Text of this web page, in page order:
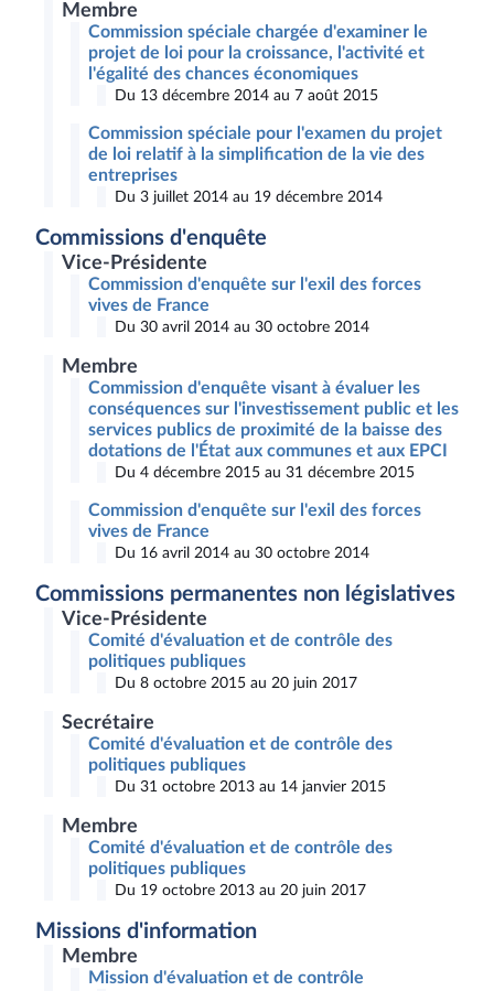
Membre
Commission spéciale chargée d'examiner le
projet de loi pour la croissance, l'activité et
l'égalité des chances économiques
Du 13 décembre 2014 au 7 août 2015
Commission spéciale pour l'examen du projet
de loi relatif à la simplification de la vie des
entreprises
Du 3 juillet 2014 au 19 décembre 2014
Commissions d'enquête
Vice-Présidente
Commission d'enquête sur l'exil des forces
vives de France
Du 30 avril 2014 au 30 octobre 2014
Membre
Commission d'enquête visant à évaluer les
conséquences sur l'investissement public et les
services publics de proximité de la baisse des
dotations de l'État aux communes et aux EPCI
Du 4 décembre 2015 au 31 décembre 2015
Commission d'enquête sur l'exil des forces
vives de France
Du 16 avril 2014 au 30 octobre 2014
Commissions permanentes non législatives
Vice-Présidente
Comité d'évaluation et de contrôle des
politiques publiques
Du 8 octobre 2015 au 20 juin 2017
Secrétaire
Comité d'évaluation et de contrôle des
politiques publiques
Du 31 octobre 2013 au 14 janvier 2015
Membre
Comité d'évaluation et de contrôle des
politiques publiques
Du 19 octobre 2013 au 20 juin 2017
Missions d'information
Membre
Mission d'évaluation et de contrôle